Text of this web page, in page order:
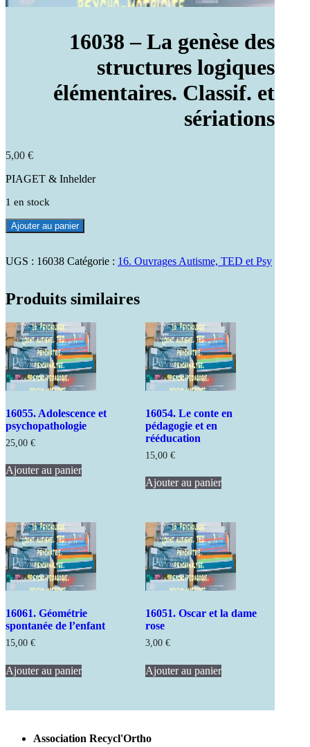
16038 – La genèse des
structures logiques
élémentaires. Classif. et
sériations
5,00 €
PIAGET & Inhelder
1 en stock
quantité
de
-
des
logiques
élémentaires.
Classif.
et
sériations
Ajouter au panier
UGS : 16038 Catégorie : 16. Ouvrages Autisme, TED et Psy
Produits similaires
16055. Adolescence et
psychopathologie
25,00 €
Ajouter au panier
16054. Le conte en
pédagogie et en
rééducation
15,00€
Ajouter au panier
16061. Géométrie
spontanée de l’enfant
15,00 €
Ajouter au panier
16051. Oscar et la dame
rose
3,00€
Ajouter au panier
Association Recycl'Ortho